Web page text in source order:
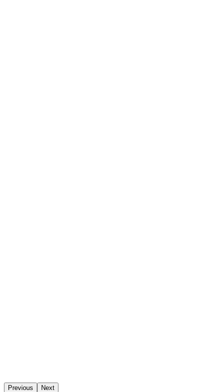
Previous Next